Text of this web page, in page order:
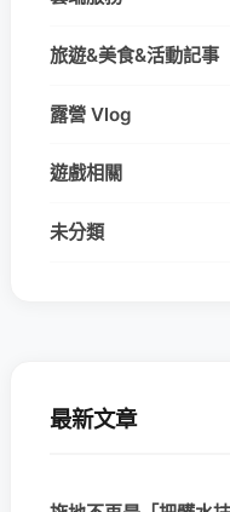
旅遊&美食&活動記事
露營 Vlog
遊戲相關
未分類
最新文章